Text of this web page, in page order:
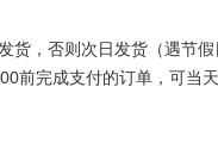
货，否则次日发货（遇节假
前完成支付的订单，可当